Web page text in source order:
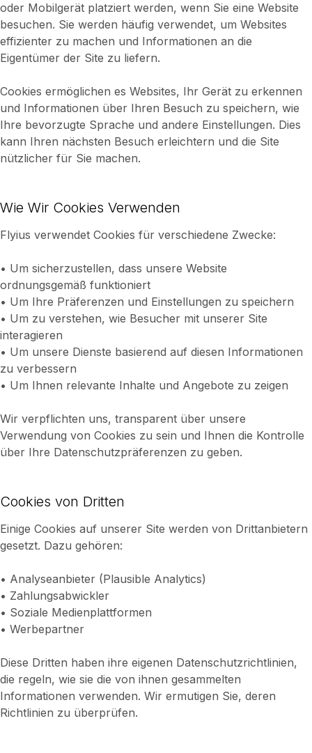
oder Mobilgerät platziert werden, wenn Sie eine Website
besuchen. Sie werden häufig verwendet, um Websites
effizienter zu machen und Informationen an die
Eigentümer der Site zu liefern.
Cookies ermöglichen es Websites, Ihr Gerät zu erkennen
und Informationen über Ihren Besuch zu speichern, wie
Ihre bevorzugte Sprache und andere Einstellungen. Dies
kann Ihren nächsten Besuch erleichtern und die Site
nützlicher für Sie machen.
Wie Wir Cookies Verwenden
Flyius verwendet Cookies für verschiedene Zwecke:
• Um sicherzustellen, dass unsere Website
ordnungsgemäß funktioniert
• Um Ihre Präferenzen und Einstellungen zu speichern
• Um zu verstehen, wie Besucher mit unserer Site
interagieren
• Um unsere Dienste basierend auf diesen Informationen
zu verbessern
• Um Ihnen relevante Inhalte und Angebote zu zeigen
Wir verpflichten uns, transparent über unsere
Verwendung von Cookies zu sein und Ihnen die Kontrolle
über Ihre Datenschutzpräferenzen zu geben.
Cookies von Dritten
Einige Cookies auf unserer Site werden von Drittanbietern
gesetzt. Dazu gehören:
• Analyseanbieter (Plausible Analytics)
• Zahlungsabwickler
• Soziale Medienplattformen
• Werbepartner
Diese Dritten haben ihre eigenen Datenschutzrichtlinien,
die regeln, wie sie die von ihnen gesammelten
Informationen verwenden. Wir ermutigen Sie, deren
Richtlinien zu überprüfen.